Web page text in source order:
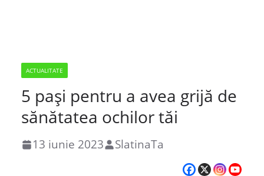
ACTUALITATE
5 pași pentru a avea grijă de
sănătatea ochilor tăi
13 iunie 2023 SlatinaTa